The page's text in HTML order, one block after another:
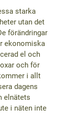
starka
utan det
förändringar
ekonomiska
el och
och för
i allt
dagens
elnätets
i näten inte